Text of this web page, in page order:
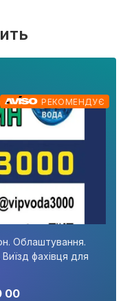
Облаштування.
фахівця для
00
РЕКОМЕНДУЄ